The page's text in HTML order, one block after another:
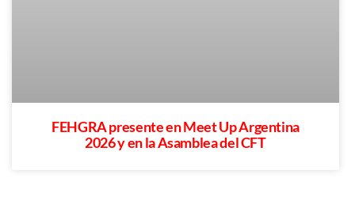
FEHGRA presente en Meet Up Argentina
2026 y en la Asamblea del CFT